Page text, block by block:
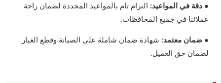
● دقة في المواعيد: التزام تام بالمواعيد المحددة لضمان راحة
عملائنا في جميع المحافظات.
● ضمان معتمد: شهادة ضمان شاملة على الصيانة وقطع الغيار
لضمان حق العميل.